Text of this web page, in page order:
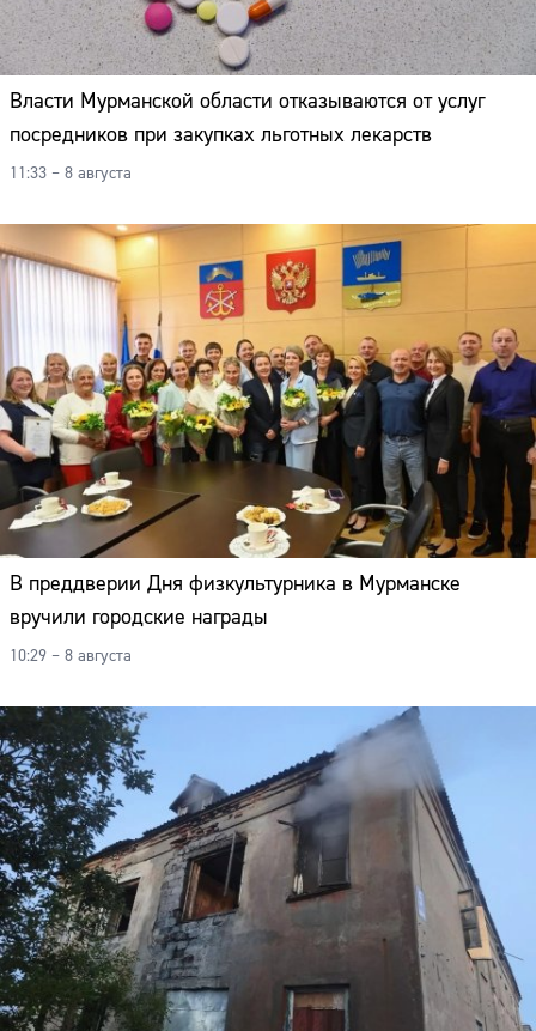
Власти Мурманской области отказываются от услуг
посредников при закупках льготных лекарств
11:33 – 8 августа
В преддверии Дня физкультурника в Мурманске
вручили городские награды
10:29 – 8 августа